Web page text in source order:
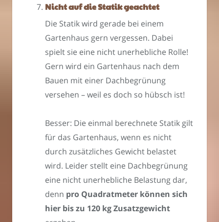
Nicht auf die Statik geachtet
Die Statik wird gerade bei einem
Gartenhaus gern vergessen. Dabei
spielt sie eine nicht unerhebliche Rolle!
Gern wird ein Gartenhaus nach dem
Bauen mit einer Dachbegrünung
versehen – weil es doch so hübsch ist!
Besser: Die einmal berechnete Statik gilt
für das Gartenhaus, wenn es nicht
durch zusätzliches Gewicht belastet
wird. Leider stellt eine Dachbegrünung
eine nicht unerhebliche Belastung dar,
denn pro Quadratmeter können sich
hier bis zu 120 kg Zusatzgewicht